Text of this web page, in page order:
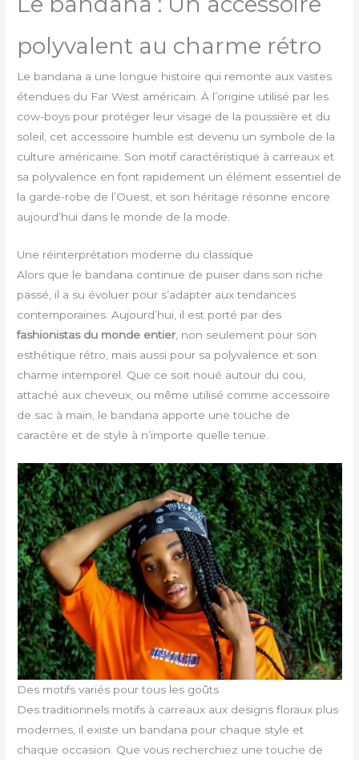
polyvalent au charme rétro
Le bandana a une longue histoire qui remonte aux vastes
étendues du Far West américain. À l’origine utilisé par les
cow-boys pour protéger leur visage de la poussière et du
soleil, cet accessoire humble est devenu un symbole de la
culture américaine. Son motif caractéristique à carreaux et
sa polyvalence en font rapidement un élément essentiel de
la garde-robe de l’Ouest, et son héritage résonne encore
aujourd’hui dans le monde de la mode.
Une réinterprétation moderne du classique
Alors que le bandana continue de puiser dans son riche
passé, il a su évoluer pour s’adapter aux tendances
contemporaines. Aujourd’hui, il est porté par des
fashionistas du monde entier, non seulement pour son
esthétique rétro, mais aussi pour sa polyvalence et son
charme intemporel. Que ce soit noué autour du cou,
attaché aux cheveux, ou même utilisé comme accessoire
de sac à main, le bandana apporte une touche de
caractère et de style à n’importe quelle tenue.
Des motifs variés pour tous les goûts
Des traditionnels motifs à carreaux aux designs floraux plus
modernes, il existe un bandana pour chaque style et
chaque occasion. Que vous recherchiez une touche de